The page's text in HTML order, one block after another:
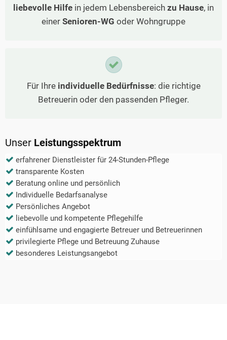
liebevolle Hilfe in jedem Lebensbereich zu Hause, in
einer Senioren-WG oder Wohngruppe
Für Ihre individuelle Bedürfnisse: die richtige
Betreuerin oder den passenden Pfleger.
Unser Leistungsspektrum
erfahrener Dienstleister für 24-Stunden-Pflege
transparente Kosten
Beratung online und persönlich
Individuelle Bedarfsanalyse
Persönliches Angebot
liebevolle und kompetente Pflegehilfe
einfühlsame und engagierte Betreuer und Betreuerinnen
privilegierte Pflege und Betreuung Zuhause
besonderes Leistungsangebot